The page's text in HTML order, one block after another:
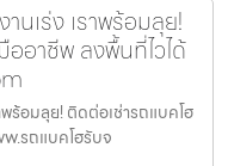
นเร่ง เราพร้อมลุย!
อาชีพ ลงพื้นที่ไวได้
พร้อมลุย! ติดต่อเช่ารถแบคโฮ
รถแบคโฮรับจ